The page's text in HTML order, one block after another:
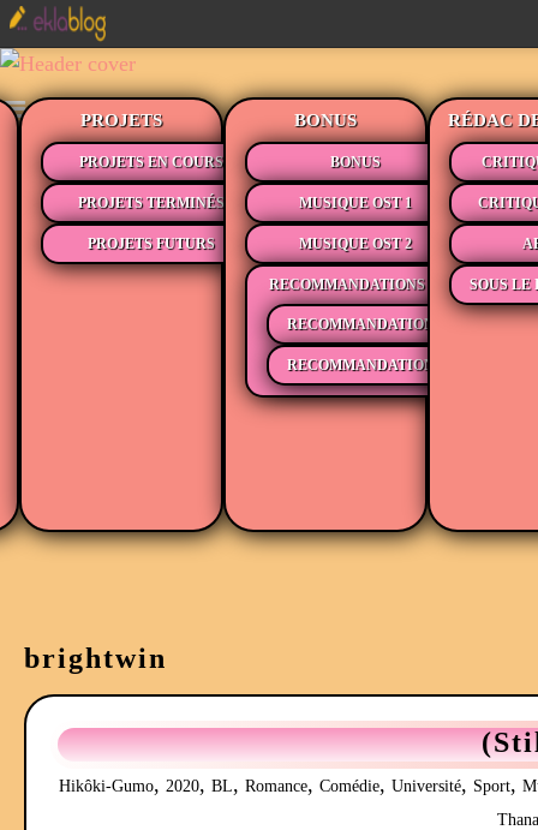
PROJETS
PROJETS EN COURS
PROJETS TERMINÉS
PROJETS FUTURS
BONUS
BONUS
MUSIQUE OST 1
MUSIQUE OST 2
RECOMMANDATIONS
RECOMMANDATIONS MÉDIAS
RECOMMANDATIONS LECTURE
RÉDAC
SOUS
brightwin
Hikôki-Gumo, 2020, BL, Romance, Comédie, Université, Sport,